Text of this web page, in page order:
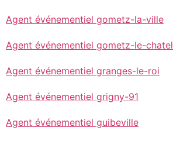
Agent événementiel gometz-la-ville
Agent événementiel gometz-le-chatel
Agent événementiel granges-le-roi
Agent événementiel grigny-91
Agent événementiel guibeville